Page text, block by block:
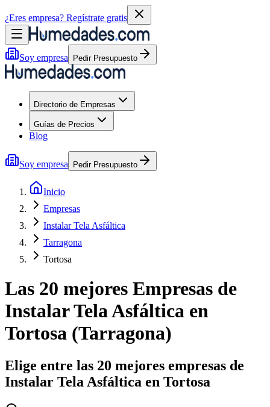
¿Eres empresa? Regístrate gratis
Soy empresa Pedir Presupuesto
Directorio de Empresas
Guías de Precios
Blog
Soy empresa Pedir Presupuesto
Inicio
Empresas
Instalar Tela Asfáltica
Tarragona
Tortosa
Las 20 mejores Empresas de
Instalar Tela Asfáltica en
Tortosa (Tarragona)
Elige entre las 20 mejores empresas de
Instalar Tela Asfáltica en Tortosa